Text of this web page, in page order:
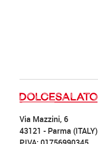
Via Mazzini, 6
43121 - Parma (ITALY)